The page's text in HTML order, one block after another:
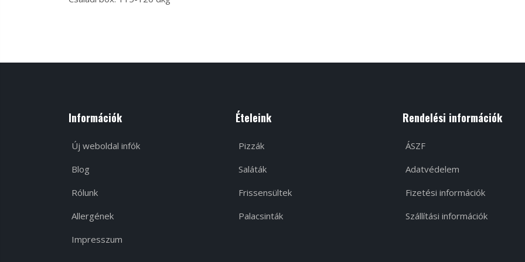
Információk
Új weboldal infók
Blog
Rólunk
Allergének
Impresszum
Ételeink
Pizzák
Saláták
Frissensültek
Palacsinták
Rendelési információk
ÁSZF
Adatvédelem
Fizetési információk
Szállítási információk